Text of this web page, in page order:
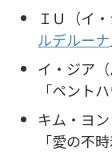
ＩＵ（イ
ルデルーナ
イ・ジア
「ペントハ
キム・ヨ
「愛の不時